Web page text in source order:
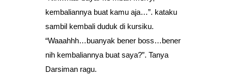
kembaliannya buat kamu aja…”. kataku
sambil kembali duduk di kursiku.
“Waaahhh…buanyak bener boss…bener
nih kembaliannya buat saya?”. Tanya
Darsiman ragu.